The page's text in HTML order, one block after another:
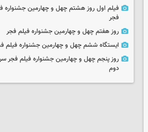
فیلم اول روز هشتم چهل و چهارمین جشنواره
فجر
روز هفتم چهل و چهارمین جشنواره فیلم فجر
ایستگاه ششم چهل و چهارمین جشنواره فیلم
روز پنجم چهل و چهارمین جشنواره فیلم فجر
دوم